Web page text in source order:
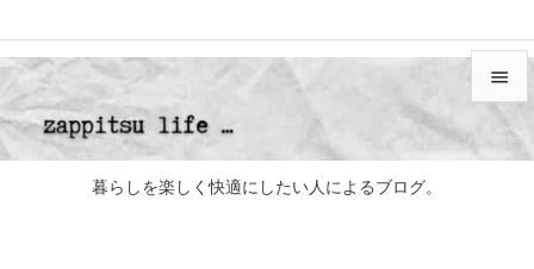
暮らしを楽しく快適にしたい人によるブログ。

